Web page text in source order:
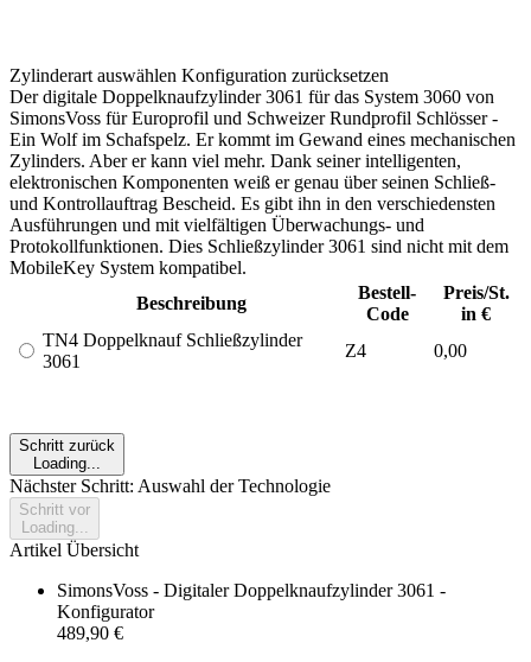
Zylinderart auswählen Konfiguration zurücksetzen
Der digitale Doppelknaufzylinder 3061 für das System 3060 von
SimonsVoss für Europrofil und Schweizer Rundprofil Schlösser -
Ein Wolf im Schafspelz. Er kommt im Gewand eines mechanischen
Zylinders. Aber er kann viel mehr. Dank seiner intelligenten,
elektronischen Komponenten weiß er genau über seinen Schließ-
und Kontrollauftrag Bescheid. Es gibt ihn in den verschiedensten
Ausführungen und mit vielfältigen Überwachungs- und
Protokollfunktionen. Dies Schließzylinder 3061 sind nicht mit dem
MobileKey System kompatibel.
Beschreibung
Bestell-
Code
Preis/St.
in €
TN4 Doppelknauf Schließzylinder
3061
Z4 0,00
Schritt zurück
Loading...
Nächster Schritt: Auswahl der Technologie
Schritt vor
Loading...
Artikel Übersicht
SimonsVoss - Digitaler Doppelknaufzylinder 3061 -
Konfigurator
489,90 €